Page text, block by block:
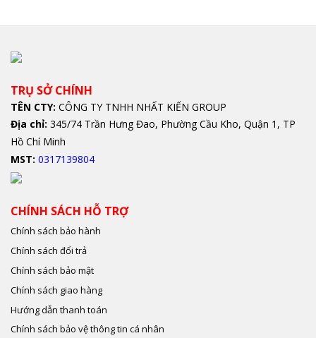
TRỤ SỞ CHÍNH
TÊN CTY: CÔNG TY TNHH NHẤT KIẾN GROUP
Địa chỉ: 345/74 Trần Hưng Đao, Phường Cầu Kho, Quận 1, TP
Hồ Chí Minh
MST: 0317139804
CHÍNH SÁCH HỖ TRỢ
Chính sách bảo hành
Chính sách đổi trả
Chính sách bảo mật
Chính sách giao hàng
Hướng dẫn thanh toán
Chính sách bảo vệ thông tin cá nhân